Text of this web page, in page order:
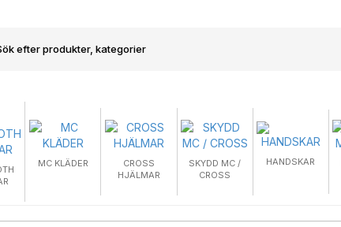
MC KLÄDER
CROSS
HJÄLMAR
SKYDD MC /
CROSS
HANDSKAR